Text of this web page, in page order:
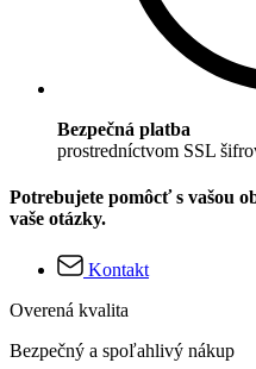
Bezpečná platba
prostredníctvom SSL
Potrebujete pomôcť s vašou
vaše otázky.
Kontakt
Overená kvalita
Bezpečný a spoľahlivý nákup